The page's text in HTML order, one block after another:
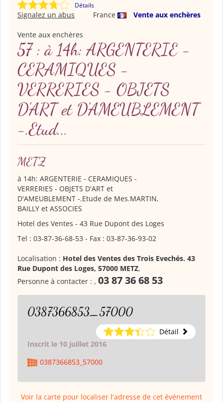
Détails
France Vente aux enchères
Signalez un abus
Vente aux enchères
57 : à 14h: ARGENTERIE -
CERAMIQUES -
VERRERIES - OBJETS
D'ART et D'AMEUBLEMENT
-.Etud...
METZ
à 14h: ARGENTERIE - CERAMIQUES -
VERRERIES - OBJETS D'ART et
D'AMEUBLEMENT -.Etude de Mes.MARTIN,
BAILLY et ASSOCIES
Hotel des Ventes - 43 Rue Dupont des Loges
Tel : 03-87-36-68-53 - Fax : 03-87-36-93-02
Localisation : Hotel des Ventes des Trois Evechés. 43
Rue Dupont des Loges, 57000 METZ,
Personne à contacter : , 03 87 36 68 53
0387366853_57000
Détail
Inscrit le 10 juillet 2016
0387366853_57000
Voir la carte pour localiser l'adresse de cet événement